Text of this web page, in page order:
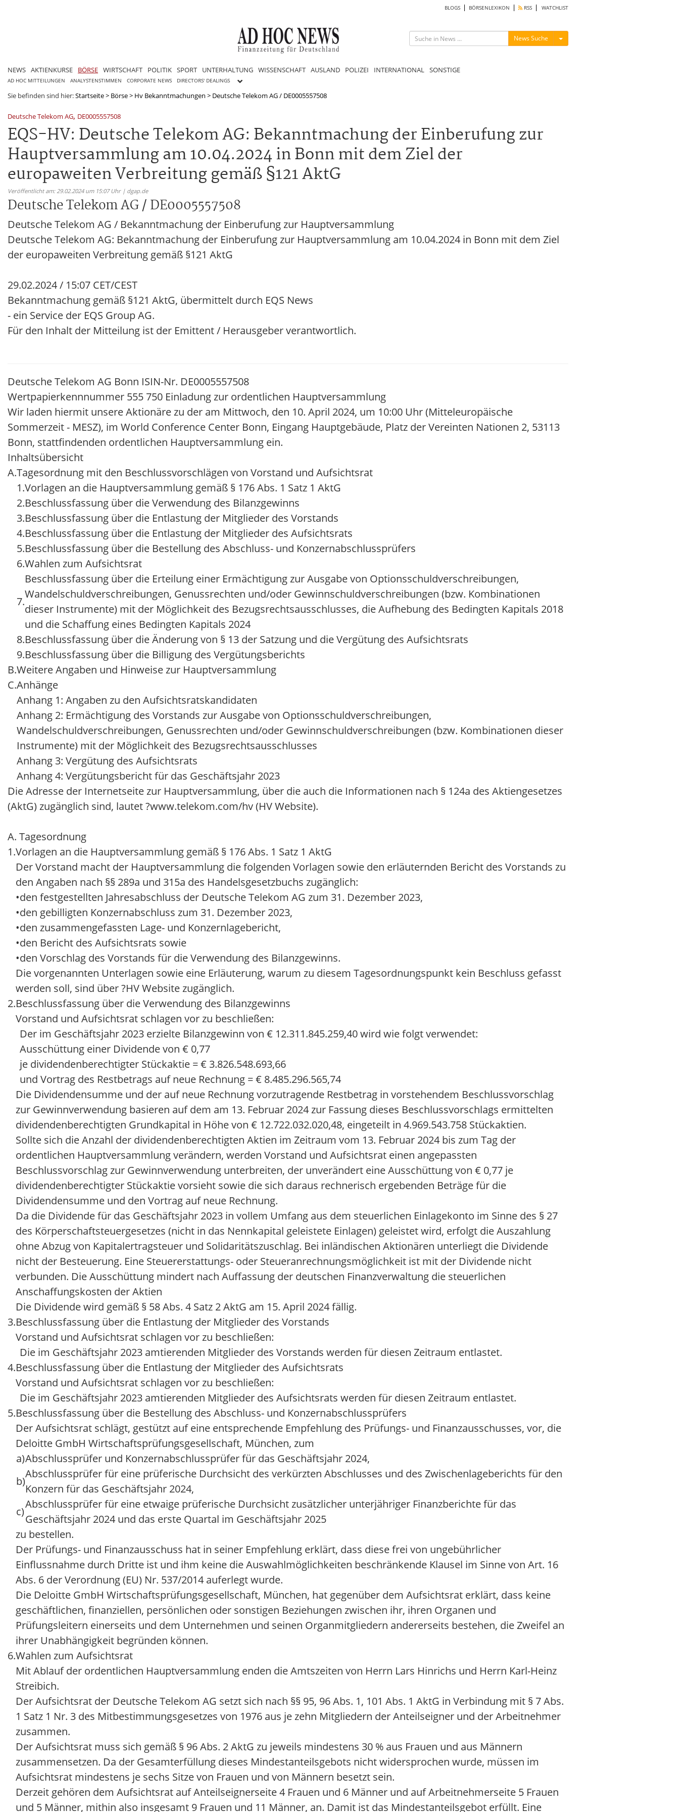
BLOGS BÖRSENLEXIKON RSS WATCHLIST
News Suche Menü ein-/ausblenden
NEWS AKTIENKURSE BÖRSE WIRTSCHAFT POLITIK SPORT UNTERHALTUNG WISSENSCHAFT AUSLAND POLIZEI INTERNATIONAL SONSTIGE
AD HOC MITTEILUNGEN ANALYSTENSTIMMEN CORPORATE NEWS DIRECTORS' DEALINGS
Sie befinden sind hier:Startseite> Börse> Hv Bekanntmachungen > Deutsche Telekom AG / DE0005557508
Deutsche Telekom AG, DE0005557508
EQS-HV: Deutsche Telekom AG: Bekanntmachung der Einberufung zur
Hauptversammlung am 10.04.2024 in Bonn mit dem Ziel der
europaweiten Verbreitung gemäß §121 AktG
Veröffentlicht am: 29.02.2024 um 15:07 Uhr | dgap.de
Deutsche Telekom AG / DE0005557508
Deutsche Telekom AG / Bekanntmachung der Einberufung zur Hauptversammlung
Deutsche Telekom AG: Bekanntmachung der Einberufung zur Hauptversammlung am 10.04.2024 in Bonn mit dem Ziel
der europaweiten Verbreitung gemäß §121 AktG
29.02.2024 / 15:07 CET/CEST
Bekanntmachung gemäß §121 AktG, übermittelt durch EQS News
- ein Service der EQS Group AG.
Für den Inhalt der Mitteilung ist der Emittent / Herausgeber verantwortlich.
Deutsche Telekom AG Bonn ISIN-Nr. DE0005557508
Wertpapierkennnummer 555 750 Einladung zur ordentlichen Hauptversammlung
Wir laden hiermit unsere Aktionäre zu der am Mittwoch, den 10. April 2024, um 10:00 Uhr (Mitteleuropäische
Sommerzeit - MESZ), im World Conference Center Bonn, Eingang Hauptgebäude, Platz der Vereinten Nationen 2, 53113
Bonn, stattfindenden ordentlichen Hauptversammlung ein.
Inhaltsübersicht
A.Tagesordnung mit den Beschlussvorschlägen von Vorstand und Aufsichtsrat
1.Vorlagen an die Hauptversammlung gemäß § 176 Abs. 1 Satz 1 AktG
2.Beschlussfassung über die Verwendung des Bilanzgewinns
3.Beschlussfassung über die Entlastung der Mitglieder des Vorstands
4.Beschlussfassung über die Entlastung der Mitglieder des Aufsichtsrats
5.Beschlussfassung über die Bestellung des Abschluss- und Konzernabschlussprüfers
6.Wahlen zum Aufsichtsrat
7.
Beschlussfassung über die Erteilung einer Ermächtigung zur Ausgabe von Optionsschuldverschreibungen,
Wandelschuldverschreibungen, Genussrechten und/oder Gewinnschuldverschreibungen (bzw. Kombinationen
dieser Instrumente) mit der Möglichkeit des Bezugsrechtsausschlusses, die Aufhebung des Bedingten Kapitals 2018
und die Schaffung eines Bedingten Kapitals 2024
8.Beschlussfassung über die Änderung von § 13 der Satzung und die Vergütung des Aufsichtsrats
9.Beschlussfassung über die Billigung des Vergütungsberichts
B.Weitere Angaben und Hinweise zur Hauptversammlung
C.Anhänge
Anhang 1: Angaben zu den Aufsichtsratskandidaten
Anhang 2: Ermächtigung des Vorstands zur Ausgabe von Optionsschuldverschreibungen,
Wandelschuldverschreibungen, Genussrechten und/oder Gewinnschuldverschreibungen (bzw. Kombinationen dieser
Instrumente) mit der Möglichkeit des Bezugsrechtsausschlusses
Anhang 3: Vergütung des Aufsichtsrats
Anhang 4: Vergütungsbericht für das Geschäftsjahr 2023
Die Adresse der Internetseite zur Hauptversammlung, über die auch die Informationen nach § 124a des Aktiengesetzes
(AktG) zugänglich sind, lautet ?www.telekom.com/hv (HV Website).
A. Tagesordnung
1.Vorlagen an die Hauptversammlung gemäß § 176 Abs. 1 Satz 1 AktG
Der Vorstand macht der Hauptversammlung die folgenden Vorlagen sowie den erläuternden Bericht des Vorstands zu
den Angaben nach §§ 289a und 315a des Handelsgesetzbuchs zugänglich:
•den festgestellten Jahresabschluss der Deutsche Telekom AG zum 31. Dezember 2023,
•den gebilligten Konzernabschluss zum 31. Dezember 2023,
•den zusammengefassten Lage- und Konzernlagebericht,
•den Bericht des Aufsichtsrats sowie
•den Vorschlag des Vorstands für die Verwendung des Bilanzgewinns.
Die vorgenannten Unterlagen sowie eine Erläuterung, warum zu diesem Tagesordnungspunkt kein Beschluss gefasst
werden soll, sind über ?HV Website zugänglich.
2.Beschlussfassung über die Verwendung des Bilanzgewinns
Vorstand und Aufsichtsrat schlagen vor zu beschließen:
Der im Geschäftsjahr 2023 erzielte Bilanzgewinn von € 12.311.845.259,40 wird wie folgt verwendet:
Ausschüttung einer Dividende von € 0,77
je dividendenberechtigter Stückaktie = € 3.826.548.693,66
und Vortrag des Restbetrags auf neue Rechnung = € 8.485.296.565,74
Die Dividendensumme und der auf neue Rechnung vorzutragende Restbetrag in vorstehendem Beschlussvorschlag
zur Gewinnverwendung basieren auf dem am 13. Februar 2024 zur Fassung dieses Beschlussvorschlags ermittelten
dividendenberechtigten Grundkapital in Höhe von € 12.722.032.020,48, eingeteilt in 4.969.543.758 Stückaktien.
Sollte sich die Anzahl der dividendenberechtigten Aktien im Zeitraum vom 13. Februar 2024 bis zum Tag der
ordentlichen Hauptversammlung verändern, werden Vorstand und Aufsichtsrat einen angepassten
Beschlussvorschlag zur Gewinnverwendung unterbreiten, der unverändert eine Ausschüttung von € 0,77 je
dividendenberechtigter Stückaktie vorsieht sowie die sich daraus rechnerisch ergebenden Beträge für die
Dividendensumme und den Vortrag auf neue Rechnung.
Da die Dividende für das Geschäftsjahr 2023 in vollem Umfang aus dem steuerlichen Einlagekonto im Sinne des § 27
des Körperschaftsteuergesetzes (nicht in das Nennkapital geleistete Einlagen) geleistet wird, erfolgt die Auszahlung
ohne Abzug von Kapitalertragsteuer und Solidaritätszuschlag. Bei inländischen Aktionären unterliegt die Dividende
nicht der Besteuerung. Eine Steuererstattungs- oder Steueranrechnungsmöglichkeit ist mit der Dividende nicht
verbunden. Die Ausschüttung mindert nach Auffassung der deutschen Finanzverwaltung die steuerlichen
Anschaffungskosten der Aktien
Die Dividende wird gemäß § 58 Abs. 4 Satz 2 AktG am 15. April 2024 fällig.
3.Beschlussfassung über die Entlastung der Mitglieder des Vorstands
Vorstand und Aufsichtsrat schlagen vor zu beschließen:
Die im Geschäftsjahr 2023 amtierenden Mitglieder des Vorstands werden für diesen Zeitraum entlastet.
4.Beschlussfassung über die Entlastung der Mitglieder des Aufsichtsrats
Vorstand und Aufsichtsrat schlagen vor zu beschließen:
Die im Geschäftsjahr 2023 amtierenden Mitglieder des Aufsichtsrats werden für diesen Zeitraum entlastet.
5.Beschlussfassung über die Bestellung des Abschluss- und Konzernabschlussprüfers
Der Aufsichtsrat schlägt, gestützt auf eine entsprechende Empfehlung des Prüfungs- und Finanzausschusses, vor, die
Deloitte GmbH Wirtschaftsprüfungsgesellschaft, München, zum
a)Abschlussprüfer und Konzernabschlussprüfer für das Geschäftsjahr 2024,
b)
Abschlussprüfer für eine prüferische Durchsicht des verkürzten Abschlusses und des Zwischenlageberichts für den
Konzern für das Geschäftsjahr 2024,
c)
Abschlussprüfer für eine etwaige prüferische Durchsicht zusätzlicher unterjähriger Finanzberichte für das
Geschäftsjahr 2024 und das erste Quartal im Geschäftsjahr 2025
zu bestellen.
Der Prüfungs- und Finanzausschuss hat in seiner Empfehlung erklärt, dass diese frei von ungebührlicher
Einflussnahme durch Dritte ist und ihm keine die Auswahlmöglichkeiten beschränkende Klausel im Sinne von Art. 16
Abs. 6 der Verordnung (EU) Nr. 537/2014 auferlegt wurde.
Die Deloitte GmbH Wirtschaftsprüfungsgesellschaft, München, hat gegenüber dem Aufsichtsrat erklärt, dass keine
geschäftlichen, finanziellen, persönlichen oder sonstigen Beziehungen zwischen ihr, ihren Organen und
Prüfungsleitern einerseits und dem Unternehmen und seinen Organmitgliedern andererseits bestehen, die Zweifel an
ihrer Unabhängigkeit begründen können.
6.Wahlen zum Aufsichtsrat
Mit Ablauf der ordentlichen Hauptversammlung enden die Amtszeiten von Herrn Lars Hinrichs und Herrn Karl-Heinz
Streibich.
Der Aufsichtsrat der Deutsche Telekom AG setzt sich nach §§ 95, 96 Abs. 1, 101 Abs. 1 AktG in Verbindung mit § 7 Abs.
1 Satz 1 Nr. 3 des Mitbestimmungsgesetzes von 1976 aus je zehn Mitgliedern der Anteilseigner und der Arbeitnehmer
zusammen.
Der Aufsichtsrat muss sich gemäß § 96 Abs. 2 AktG zu jeweils mindestens 30 % aus Frauen und aus Männern
zusammensetzen. Da der Gesamterfüllung dieses Mindestanteilsgebots nicht widersprochen wurde, müssen im
Aufsichtsrat mindestens je sechs Sitze von Frauen und von Männern besetzt sein.
Derzeit gehören dem Aufsichtsrat auf Anteilseignerseite 4 Frauen und 6 Männer und auf Arbeitnehmerseite 5 Frauen
und 5 Männer, mithin also insgesamt 9 Frauen und 11 Männer, an. Damit ist das Mindestanteilsgebot erfüllt. Eine